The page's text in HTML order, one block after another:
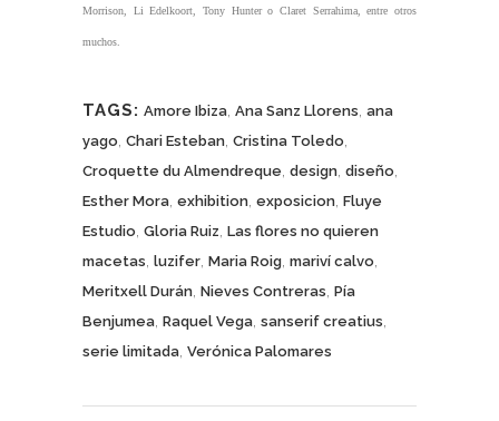
Morrison, Li Edelkoort, Tony Hunter o Claret Serrahima, entre otros
muchos.
TAGS: Amore Ibiza, Ana Sanz Llorens, ana
yago, Chari Esteban, Cristina Toledo,
Croquette du Almendreque, design, diseño,
Esther Mora, exhibition, exposicion, Fluye
Estudio, Gloria Ruiz, Las flores no quieren
macetas, luzifer, Maria Roig, mariví calvo,
Meritxell Durán, Nieves Contreras, Pía
Benjumea, Raquel Vega, sanserif creatius,
serie limitada, Verónica Palomares